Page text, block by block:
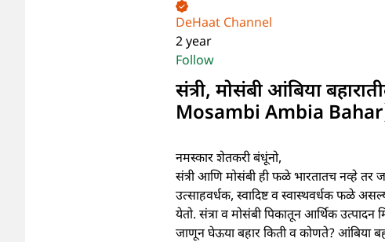
DeHaat Channel
2 year
Follow
संत्री, मोसंबी आंबिया
Mosambi Ambia
नमस्कार शेतकरी बंधूंनो,
संत्री आणि मोसंबी ही फळे भारतातच नव्हे तर
उत्साहवर्धक, स्वादिष्ट व स्वास्थवर्धक फळे
येतो. संत्रा व मोसंबी पिकातून आर्थिक
जाणून घेऊया बहार किती व कोणते? आंबिया